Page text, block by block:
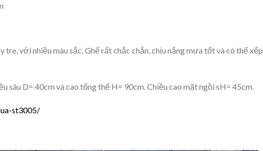
với nhiều màu sắc. Ghế rất chắc chắn, chịu nắng mưa tốt và có thể xếp
sâu D= 40cm và cao tổng thể H= 90cm. Chiều cao mặt ngồi sH= 45cm.
st3005/